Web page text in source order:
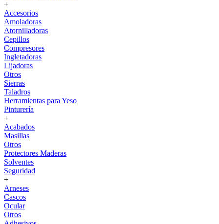
+
Accesorios
Amoladoras
Atornilladoras
Cepillos
Compresores
Ingletadoras
Lijadoras
Otros
Sierras
Taladros
Herramientas para Yeso
Pinturería
+
Acabados
Masillas
Otros
Protectores Maderas
Solventes
Seguridad
+
Arneses
Cascos
Ocular
Otros